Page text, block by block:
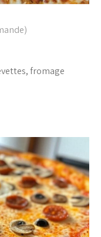
fromage